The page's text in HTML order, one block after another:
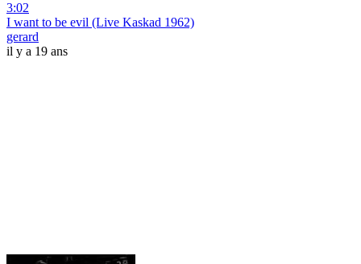
3:02
I want to be evil (Live Kaskad 1962)
gerard
il y a 19 ans